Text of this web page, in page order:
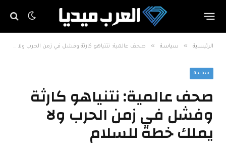
الرئيسية » سياسة » صحف عالمية: نتنياهو كارثة وفشل في زمن الحرب ولا يملك خطة للسلام
سياسة
صحف عالمية: نتنياهو كارثة
وفشل في زمن الحرب ولا
يملك خطة للسلام